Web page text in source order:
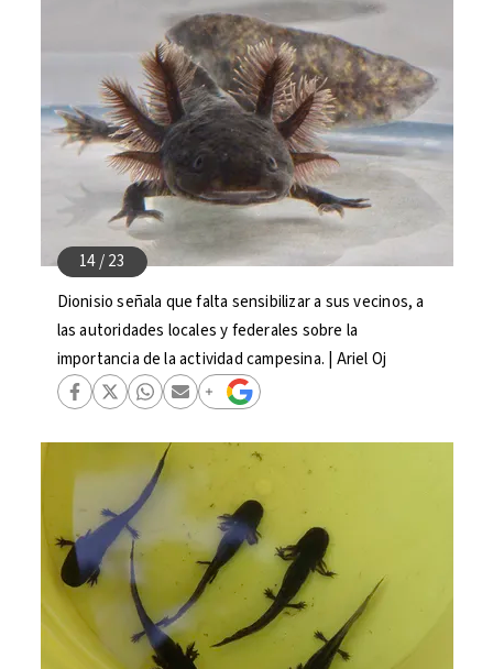
Dionisio señala que falta sensibilizar a sus vecinos, a
las autoridades locales y federales sobre la
importancia de la actividad campesina. | Ariel Oj